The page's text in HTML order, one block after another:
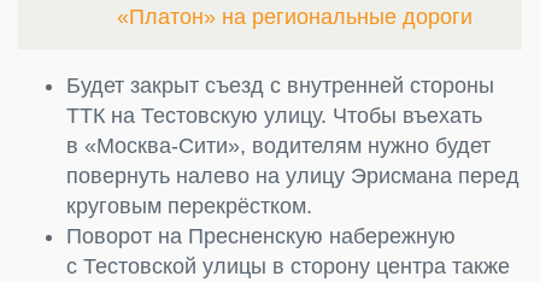
«Платон» на региональные дороги
Будет закрыт съезд с внутренней стороны
ТТК на Тестовскую улицу. Чтобы въехать
в «Москва-Сити», водителям нужно будет
повернуть налево на улицу Эрисмана перед
круговым перекрёстком.
Поворот на Пресненскую набережную
с Тестовской улицы в сторону центра также